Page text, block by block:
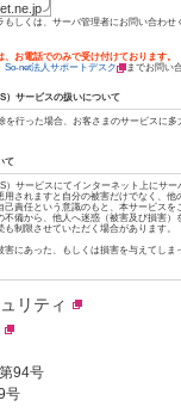
もしくは、サーバ管理者にお問い合わせ
、お電話でのみで受け付けております。
So-net法人サポートデスク までお問い
）サービスの扱いについて
を行った場合、お客さまのサービスに
て
）サービスにてインターネット上にサ
用されますと自分の被害だけでなく、
己責任という意識のもと、本サービスを
不備から、他人へ迷惑（被害及び損害
も制限させていただく場合があります。
害にあった、もしくは損害を与えてし
リティ
94号
号